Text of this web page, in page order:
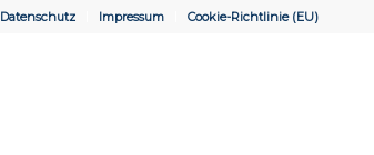
Datenschutz Impressum Cookie-Richtlinie (EU)